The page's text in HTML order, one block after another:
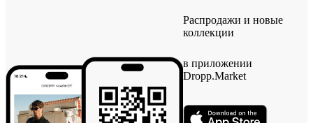
Распродажи и новые
коллекции
в приложении
Dropp.Market